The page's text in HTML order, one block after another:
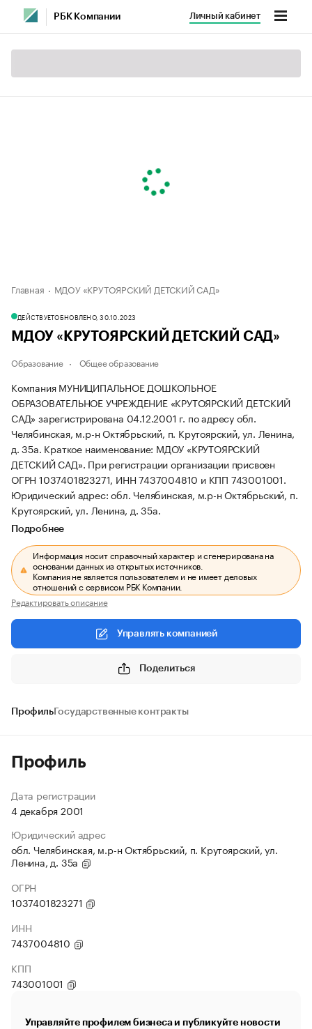
РБК Компании Личный кабинет
Главная МДОУ «КРУТОЯРСКИЙ ДЕТСКИЙ САД»
ДЕЙСТВУЕТОБНОВЛЕНО, 30.10.2023
МДОУ «КРУТОЯРСКИЙ ДЕТСКИЙ САД»
Образование Общее образование
Компания МУНИЦИПАЛЬНОЕ ДОШКОЛЬНОЕ
ОБРАЗОВАТЕЛЬНОЕ УЧРЕЖДЕНИЕ «КРУТОЯРСКИЙ ДЕТСКИЙ
САД» зарегистрирована 04.12.2001 г. по адресу обл.
Челябинская, м.р-н Октябрьский, п. Крутоярский, ул. Ленина,
д. 35а. Краткое наименование: МДОУ «КРУТОЯРСКИЙ
ДЕТСКИЙ САД». При регистрации организации присвоен
ОГРН 1037401823271, ИНН 7437004810 и КПП 743001001.
Юридический адрес: обл. Челябинская, м.р-н Октябрьский, п.
Крутоярский, ул. Ленина, д. 35а.
Подробнее
Информация носит справочный характер и сгенерирована на
основании данных из открытых источников.
Компания не является пользователем и не имеет деловых
отношений с сервисом РБК Компании.
Редактировать описание
Управлять компанией
Поделиться
ПрофильГосударственные контракты
Профиль
Дата регистрации
4 декабря 2001
Юридический адрес
обл. Челябинская, м.р-н Октябрьский, п. Крутоярский, ул.
Ленина, д. 35а
ОГРН
1037401823271
ИНН
7437004810
КПП
743001001
Управляйте профилем бизнеса и публикуйте новости